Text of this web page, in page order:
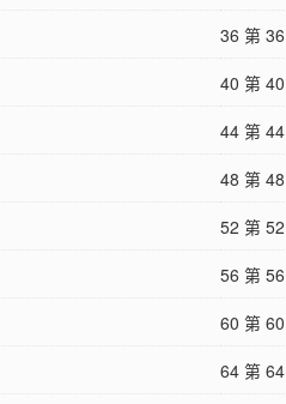
36 第
40 第
44 第
48 第
52 第
56 第
60 第
64 第